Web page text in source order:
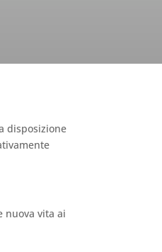
disposizione
nuova vita ai